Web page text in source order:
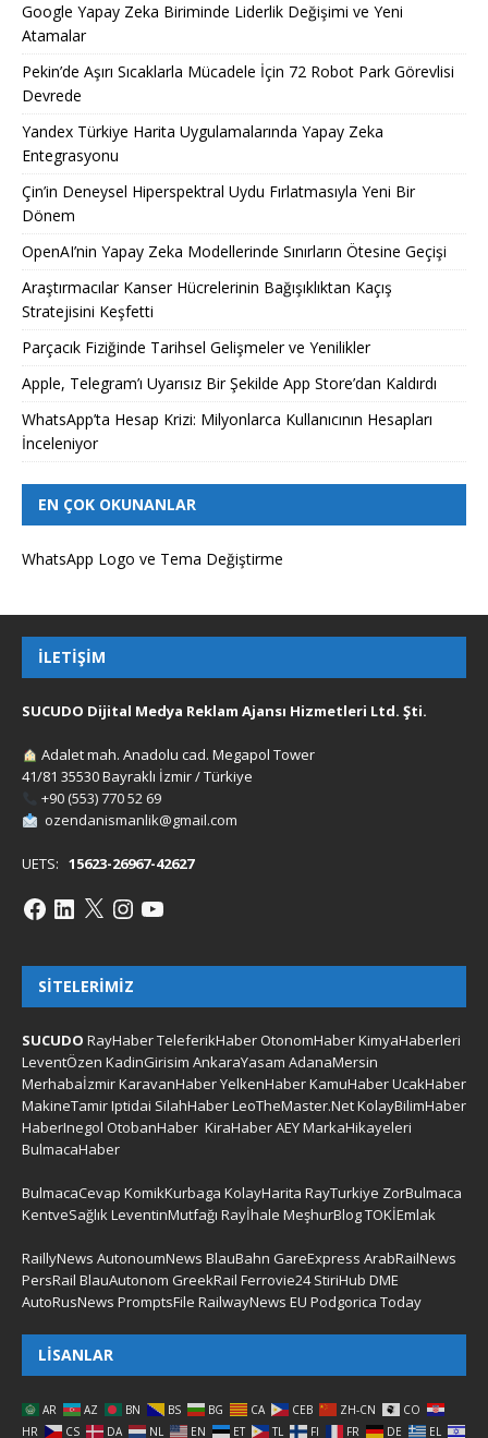
Google Yapay Zeka Biriminde Liderlik Değişimi ve Yeni
Atamalar
Pekin’de Aşırı Sıcaklarla Mücadele İçin 72 Robot Park Görevlisi
Devrede
Yandex Türkiye Harita Uygulamalarında Yapay Zeka
Entegrasyonu
Çin’in Deneysel Hiperspektral Uydu Fırlatmasıyla Yeni Bir
Dönem
OpenAI’nin Yapay Zeka Modellerinde Sınırların Ötesine Geçişi
Araştırmacılar Kanser Hücrelerinin Bağışıklıktan Kaçış
Stratejisini Keşfetti
Parçacık Fiziğinde Tarihsel Gelişmeler ve Yenilikler
Apple, Telegram’ı Uyarısız Bir Şekilde App Store’dan Kaldırdı
WhatsApp’ta Hesap Krizi: Milyonlarca Kullanıcının Hesapları
İnceleniyor
EN ÇOK OKUNANLAR
WhatsApp Logo ve Tema Değiştirme
İLETIŞIM
SUCUDO Dijital Medya Reklam Ajansı Hizmetleri Ltd. Şti.
Adalet mah. Anadolu cad. Megapol Tower
41/81 35530 Bayraklı İzmir / Türkiye
+90 (553) 770 52 69
ozendanismanlik@gmail.com
UETS: 15623-26967-42627
SITELERIMIZ
SUCUDO RayHaberTeleferikHaber OtonomHaberKimyaHaberleri
LeventÖzen KadinGirisim AnkaraYasam AdanaMersin
MerhabaİzmirKaravanHaberYelkenHaberKamuHaberUcakHaber
MakineTamirIptidai SilahHaberLeoTheMaster.NetKolayBilimHaber
HaberInegol OtobanHaber KiraHaberAEYMarkaHikayeleri
BulmacaHaber
BulmacaCevap KomikKurbaga KolayHarita RayTurkiye ZorBulmaca
KentveSağlıkLeventinMutfağı Rayİhale MeşhurBlogTOKİEmlak
RaillyNews AutonoumNews BlauBahn GareExpress ArabRailNews
PersRail BlauAutonom GreekRail Ferrovie24 StiriHub DME
AutoRusNews PromptsFile RailwayNews EU Podgorica Today
LISANLAR
AR AZ BN BS BG CA CEB ZH-CN
CO
HR
CS DA NL EN ET TL FI FR DE EL